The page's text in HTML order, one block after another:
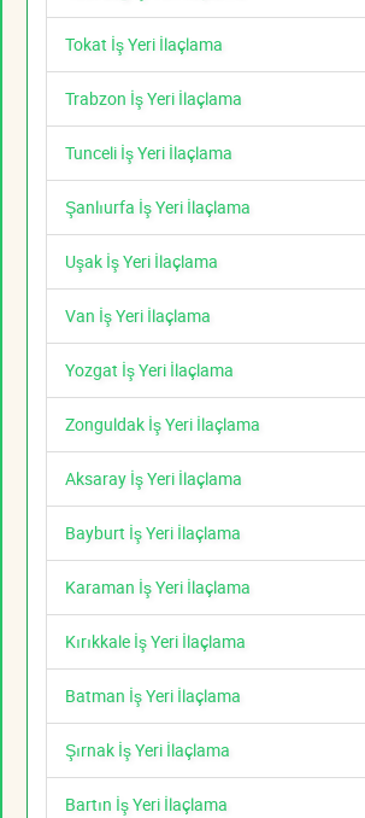
Tokat İş Yeri İlaçlama
Trabzon İş Yeri İlaçlama
Tunceli İş Yeri İlaçlama
Şanlıurfa İş Yeri İlaçlama
Uşak İş Yeri İlaçlama
Van İş Yeri İlaçlama
Yozgat İş Yeri İlaçlama
Zonguldak İş Yeri İlaçlama
Aksaray İş Yeri İlaçlama
Bayburt İş Yeri İlaçlama
Karaman İş Yeri İlaçlama
Kırıkkale İş Yeri İlaçlama
Batman İş Yeri İlaçlama
Şırnak İş Yeri İlaçlama
Bartın İş Yeri İlaçlama